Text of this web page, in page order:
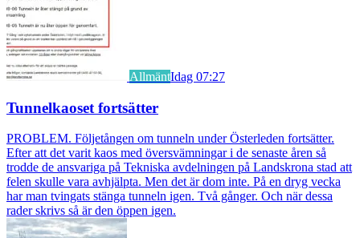
AllmäntIdag 07:27
Tunnelkaoset fortsätter
PROBLEM. Följetången om tunneln under Österleden fortsätter.
Efter att det varit kaos med översvämningar i de senaste åren så
trodde de ansvariga på Tekniska avdelningen på Landskrona stad att
felen skulle vara avhjälpta. Men det är dom inte. På en dryg vecka
har man tvingats stänga tunneln igen. Två gånger. Och när dessa
rader skrivs så är den öppen igen.